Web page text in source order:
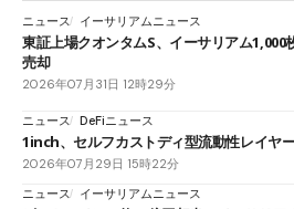
ニュース
イーサリアムニュース
東証上場クオンタムS、イーサリアム1,000
売却
2026年07月31日 12時29分
ニュース DeFiニュース
1inch、セルフカストディ型流動性レイヤ
2026年07月29日 15時22分
ニュース
イーサリアムニュース